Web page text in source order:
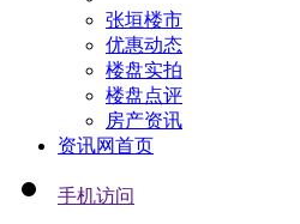
张垣楼市
优惠动态
楼盘实拍
楼盘点评
房产资讯
资讯网首页
手机访问